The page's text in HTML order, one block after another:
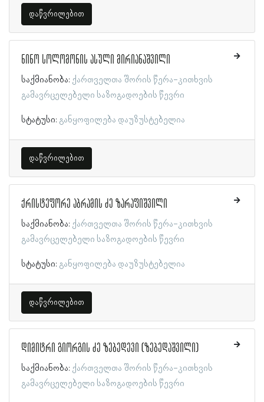
დაწვრილებით
ნინო სოლომონის ასული მირიანაშვილი
საქმიანობა: ქართველთა შორის წერა-კითხვის
გამავრცელებელი საზოგადოების წევრი
სტატუსი: განყოფილება დაუზუსტებელია
დაწვრილებით
ქრისტეფორე აბრამის ძე ზარაფიშვილი
საქმიანობა: ქართველთა შორის წერა-კითხვის
გამავრცელებელი საზოგადოების წევრი
სტატუსი: განყოფილება დაუზუსტებელია
დაწვრილებით
დიმიტრი გიორგის ძე ზებედევი (ზებედაშვილი)
საქმიანობა: ქართველთა შორის წერა-კითხვის
გამავრცელებელი საზოგადოების წევრი